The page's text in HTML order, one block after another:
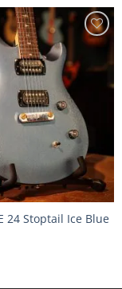
24 Stoptail Ice Blue